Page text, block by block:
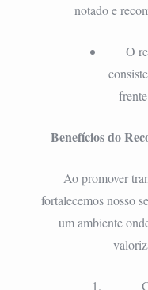
notado e
O
Benefícios do
Ao promover
fortalecemos nosso
um ambiente